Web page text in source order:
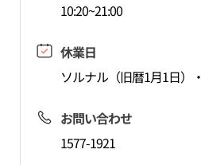
10:20~21:00
休業日
ソルナル（旧暦1月1日）
お問い合わせ
1577-1921